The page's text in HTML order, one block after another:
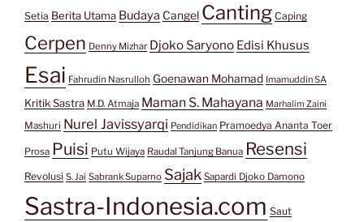
Setia Berita Utama Budaya Cangel Canting Caping
Cerpen Denny Mizhar Djoko Saryono Edisi Khusus
Esai Fahrudin Nasrulloh Goenawan Mohamad Imamuddin SA
Kritik Sastra M.D. Atmaja Maman S. Mahayana Marhalim Zaini
Mashuri Nurel Javissyarqi Pendidikan Pramoedya Ananta Toer
Prosa Puisi Putu Wijaya Raudal Tanjung Banua Resensi
Revolusi S. Jai Sabrank Suparno Sajak Sapardi Djoko Damono
Sastra-Indonesia.com Saut